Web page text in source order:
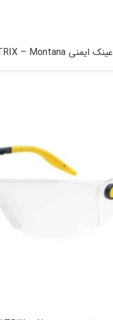
عینک ایمنی MATRIX – Montana